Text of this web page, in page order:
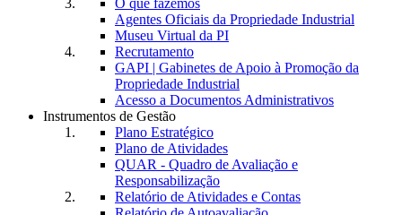
O que fazemos
Agentes Oficiais da Propriedade Industrial
Museu Virtual da PI
Recrutamento
GAPI | Gabinetes de Apoio à Promoção da
Propriedade Industrial
Acesso a Documentos Administrativos
Instrumentos de Gestão
Plano Estratégico
Plano de Atividades
QUAR - Quadro de Avaliação e
Responsabilização
Relatório de Atividades e Contas